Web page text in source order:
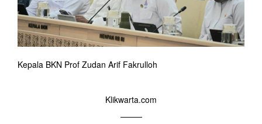
Kepala BKN Prof Zudan Arif Fakrulloh
Klikwarta.com